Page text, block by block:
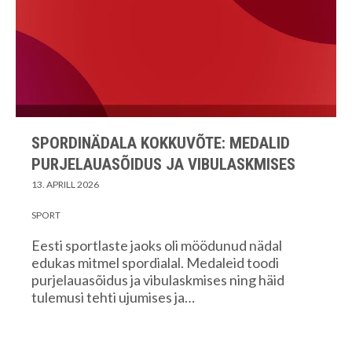
SPORDINÄDALA KOKKUVÕTE: MEDALID
PURJELAUASÕIDUS JA VIBULASKMISES
13. APRILL 2026
SPORT
Eesti sportlaste jaoks oli möödunud nädal
edukas mitmel spordialal. Medaleid toodi
purjelauasõidus ja vibulaskmises ning häid
tulemusi tehti ujumises ja…